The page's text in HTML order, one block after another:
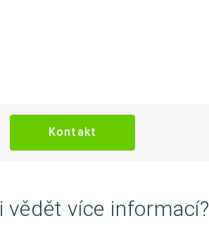
Kontakt
více informací?